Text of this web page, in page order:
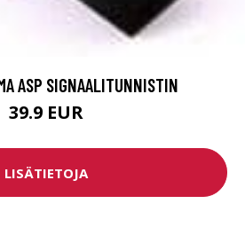
ASP SIGNAALITUNNISTIN
39.9 EUR
LISÄTIETOJA